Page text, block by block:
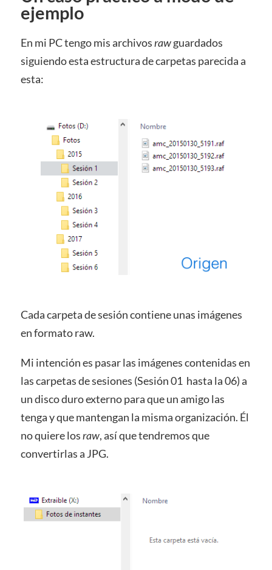
ejemplo
En mi PC tengo mis archivosrawguardados
siguiendo esta estructura de carpetas parecida a
esta:
Cada carpeta de sesión contiene unas imágenes
en formato raw.
Mi intención es pasar las imágenes contenidas en
las carpetas de sesiones (Sesión 01 hasta la 06) a
un disco duro externo para que un amigo las
tenga y que mantengan la misma organización. Él
no quiere losraw, así que tendremos que
convertirlas a JPG.